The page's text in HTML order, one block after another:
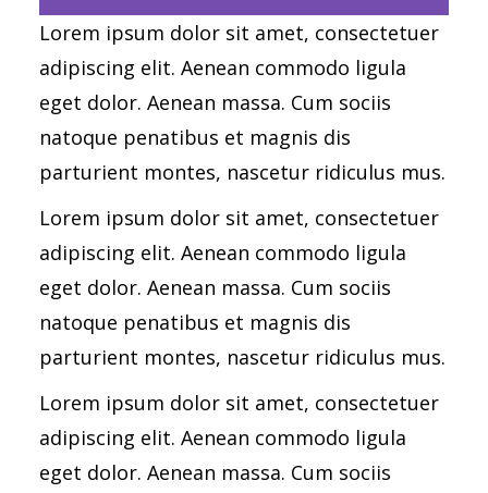
Lorem ipsum dolor sit amet, consectetuer
adipiscing elit. Aenean commodo ligula
eget dolor. Aenean massa. Cum sociis
natoque penatibus et magnis dis
parturient montes, nascetur ridiculus mus.
Lorem ipsum dolor sit amet, consectetuer
adipiscing elit. Aenean commodo ligula
eget dolor. Aenean massa. Cum sociis
natoque penatibus et magnis dis
parturient montes, nascetur ridiculus mus.
Lorem ipsum dolor sit amet, consectetuer
adipiscing elit. Aenean commodo ligula
eget dolor. Aenean massa. Cum sociis